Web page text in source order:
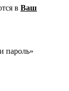
в Ваш
пароль»